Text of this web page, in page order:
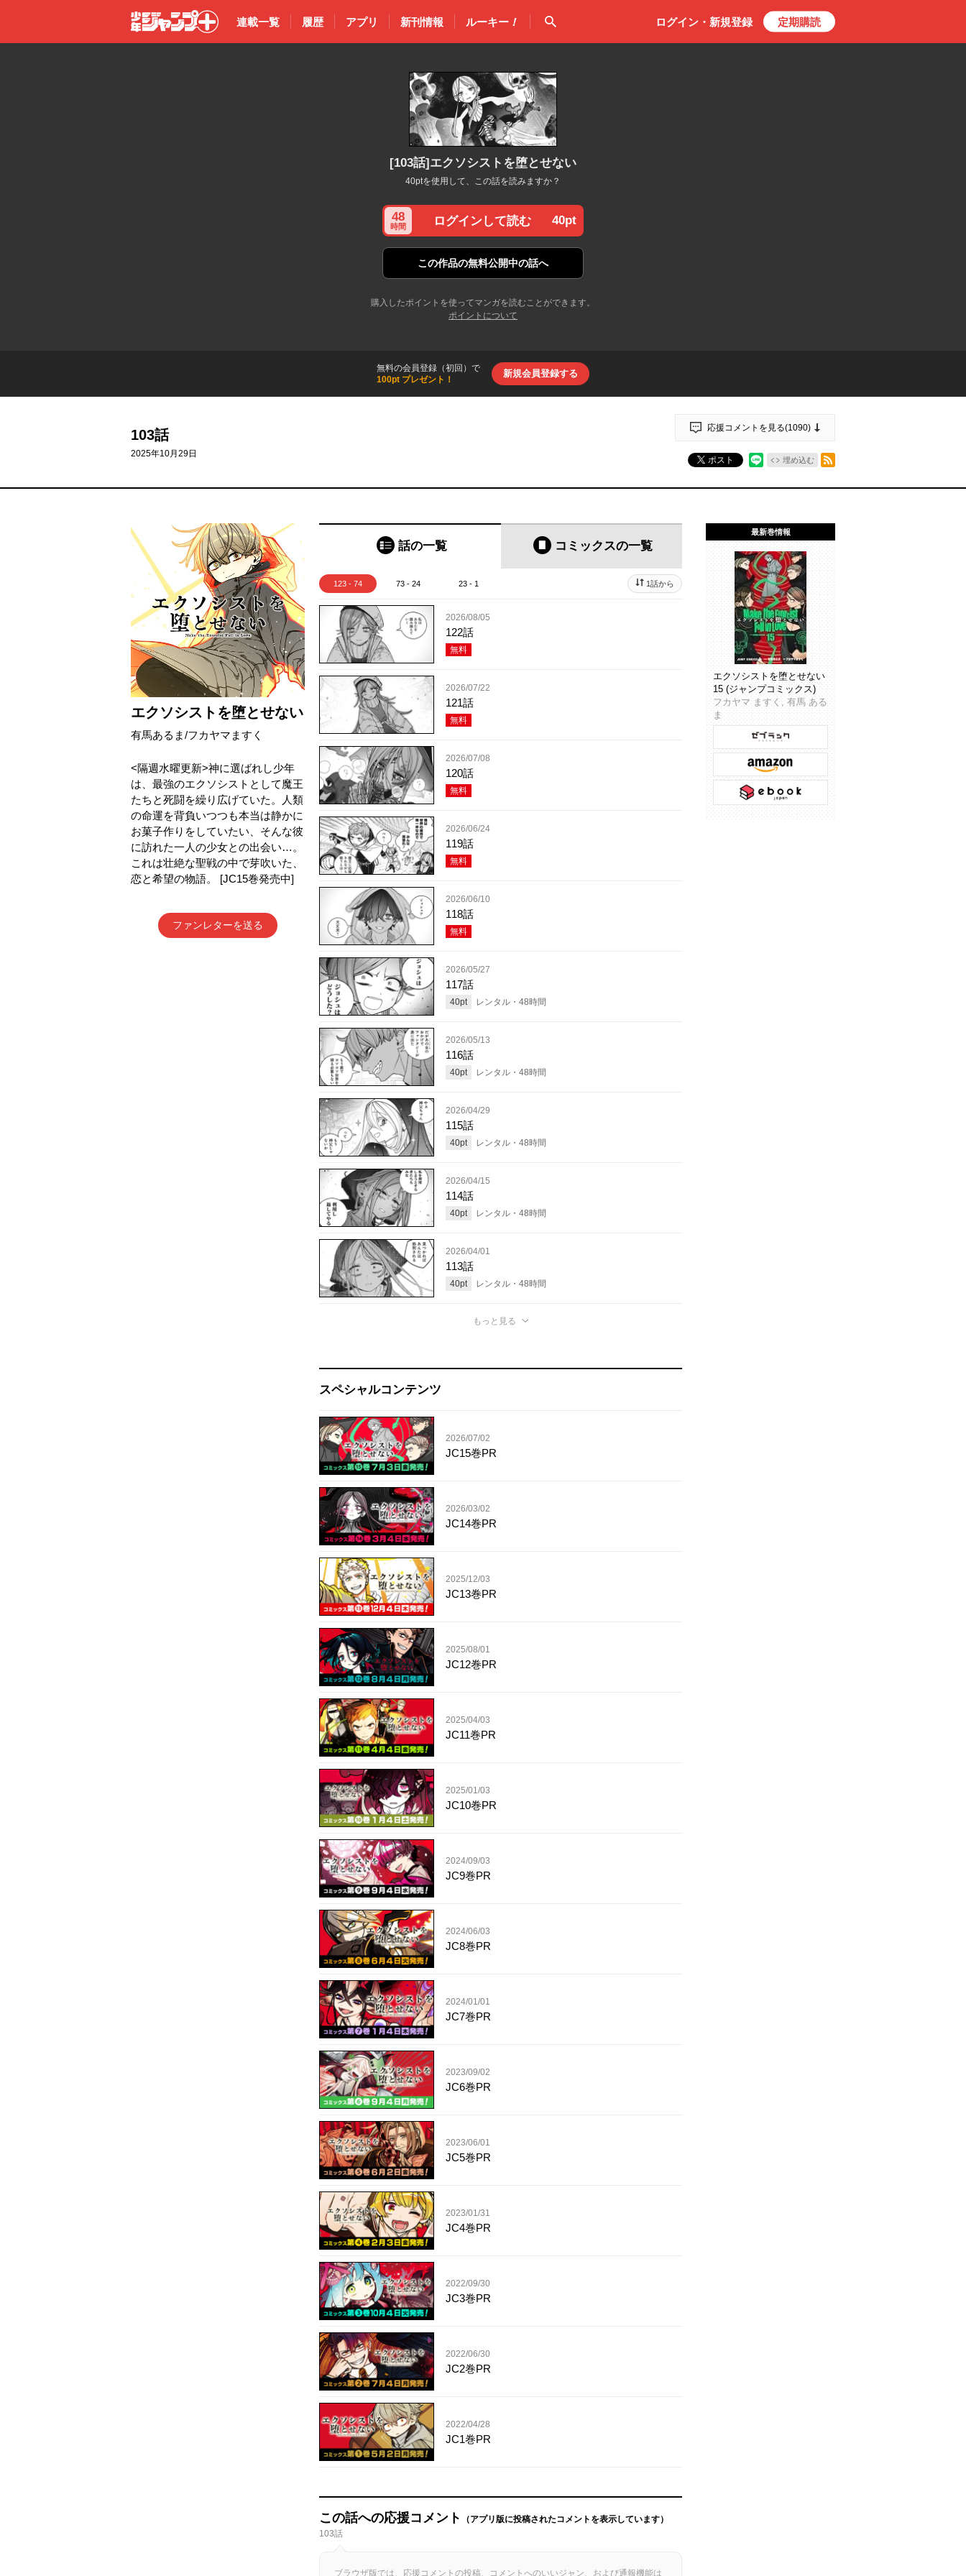
少年ジャン
連載一覧 履歴 アプリ 新刊情報 ルーキー！ 検索 ログイン・ 新規登録 定期購読
[103話]エクソシストを堕とせない
40ptを使用して、この話を読みますか？
48
時間 ログインして読む 40pt
この作品の無料公開中の話へ
購入したポイントを使ってマンガを読むことができます。
ポイントについて
無料の会員登録（初回）で
100pt プレゼント！
新規会員登録する
103話
2025年10月29日
応援コメントを見る(1090)
ポスト 埋め込む
エクソシストを堕とせない
有馬あるま/フカヤマますく
<隔週水曜更新>神に選ばれし少年
は、最強のエクソシストとして魔王
たちと死闘を繰り広げていた。人類
の命運を背負いつつも本当は静かに
お菓子作りをしていたい、そんな彼
に訪れた一人の少女との出会い…。
これは壮絶な聖戦の中で芽吹いた、
恋と希望の物語。 [JC15巻発売中]
ファンレターを送る
話の一覧 コミックスの一覧
123 - 74 73 - 24 23 - 1 1話から
2026/08/05
122話
無料
2026/07/22
121話
無料
2026/07/08
120話
無料
2026/06/24
119話
無料
2026/06/10
118話
無料
2026/05/27
117話
40pt レンタル・ 48時間
2026/05/13
116話
40pt レンタル・ 48時間
2026/04/29
115話
40pt レンタル・ 48時間
2026/04/15
114話
40pt レンタル・ 48時間
2026/04/01
113話
40pt レンタル・ 48時間
もっと見る
スペシャルコンテンツ
2026/07/02
JC15巻PR
2026/03/02
JC14巻PR
2025/12/03
JC13巻PR
2025/08/01
JC12巻PR
2025/04/03
JC11巻PR
2025/01/03
JC10巻PR
2024/09/03
JC9巻PR
2024/06/03
JC8巻PR
2024/01/01
JC7巻PR
2023/09/02
JC6巻PR
2023/06/01
JC5巻PR
2023/01/31
JC4巻PR
2022/09/30
JC3巻PR
2022/06/30
JC2巻PR
2022/04/28
JC1巻PR
この話への応援コメント
（アプリ版に投稿されたコメントを表示しています）
103話
ブラウザ版では、応援コメントの投稿、コメントへのいいジャン、および通報機能は
最新巻情報
エクソシストを堕とせない
15 (ジャンプコミックス)
フカヤマ ますく, 有馬 ある
ま